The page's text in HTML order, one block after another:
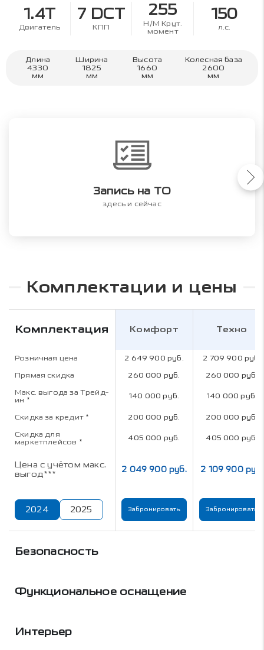
1.4T
Двигатель
7 DCT
КПП
255
Н/М Крут.
момент
150
л.с.
Длина
4330
мм
Ширина
1825
мм
Высота
1660
мм
Колесная база
2600
мм
Запись на ТО
здесь и сейчас
Комплектации и цены
Комплектация Комфорт Техно
Розничная цена 2 649 900 руб. 2 709 900 руб.
Прямая скидка 260 000 руб. 260 000 руб.
Макс. выгода за Трейд-
ин * 140 000 руб. 140 000 руб.
Скидка за кредит * 200 000 руб. 200 000 руб.
Скидка для
маркетплейсов * 405 000 руб. 405 000 руб.
Цена с учётом макс.
выгод***
2 049 900 руб. 2 109 900 руб.
2024 2025 Забронировать Забронировать
Безопасность
Функциональное оснащение
Интерьер